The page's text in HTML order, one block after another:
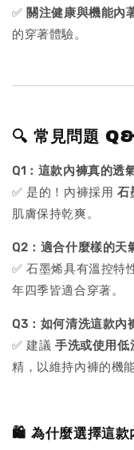
✅ 關注健康與機能內
的穿著體驗。
🔍 常見問題
Q1：這款內褲真的透
✅ 是的！內褲採用 石
肌膚保持乾爽。
Q2：適合什麼樣的天
✅ 石墨烯具有溫控特
年四季皆適合穿著。
Q3：如何清洗這款內
✅ 建議 手洗或使用低
精，以維持內褲的機
🛍 為什麼選擇這款